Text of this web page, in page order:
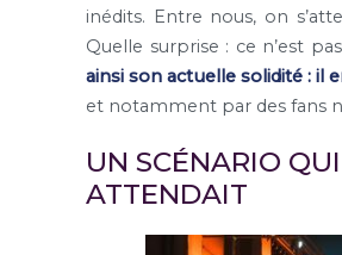
inédits. Entre nous, on
Quelle surprise : ce n’est
ainsi son actuelle solidité : il
et notamment par des fans
UN SCÉNARIO
ATTENDAIT